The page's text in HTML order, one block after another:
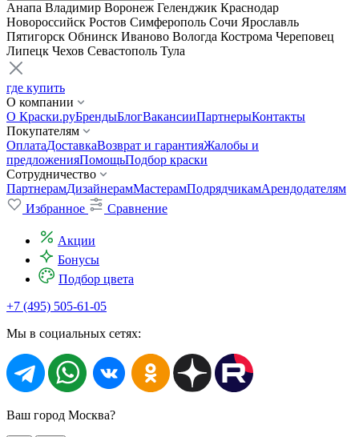
Анапа Владимир Воронеж Геленджик Краснодар
Новороссийск Ростов Симферополь Сочи Ярославль
Пятигорск Обнинск Иваново Вологда Кострома Череповец
Липецк Чехов Севастополь Тула
где купить
О компании
О Краски.руБрендыБлогВакансииПартнерыКонтакты
Покупателям
ОплатаДоставкаВозврат и гарантияЖалобы и
предложенияПомощьПодбор краски
Сотрудничество
ПартнерамДизайнерамМастерамПодрядчикамАрендодателям
Избранное
Сравнение
Акции
Бонусы
Подбор цвета
+7 (495) 505-61-05
Мы в социальных сетях:
Ваш город Москва?